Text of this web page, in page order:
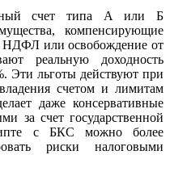
счет типа А или Б
компенсирующие
НДФЛ или освобождение от
реальную доходность
Эти льготы действуют при
счетом и лимитам
даже консервативные
за счет государственной
с БКС можно более
риски налоговыми